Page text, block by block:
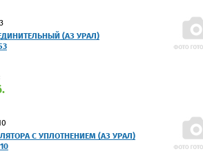
(АЗ УРАЛ)
С УПЛОТНЕНИЕМ (АЗ УРАЛ)